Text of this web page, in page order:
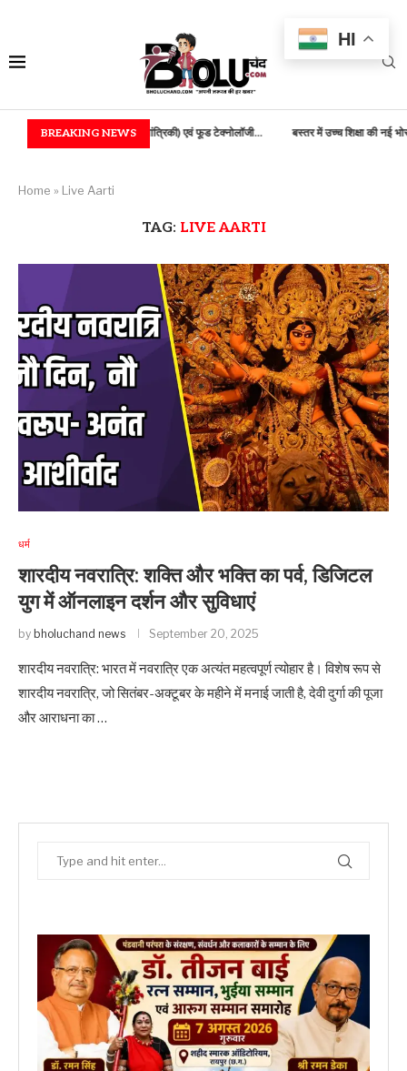
BREAKING NEWS
B.TECH (कृषि अभियांत्रिकी) एवं फूड टेक्नोलॉजी... बस्तर में उच्च शिक्षा की नई भोर, 100...
Home » Live Aarti
TAG: LIVE AARTI
धर्म
शारदीय नवरात्रि: शक्ति और भक्ति का पर्व, डिजिटल
युग में ऑनलाइन दर्शन और सुविधाएं
by bholuchand news September 20, 2025
शारदीय नवरात्रि: भारत में नवरात्रि एक अत्यंत महत्वपूर्ण त्योहार है। विशेष रूप से
शारदीय नवरात्रि, जो सितंबर-अक्टूबर के महीने में मनाई जाती है, देवी दुर्गा की पूजा
और आराधना का …
HI